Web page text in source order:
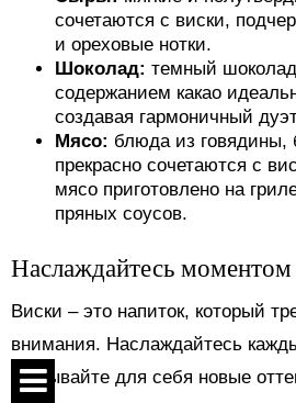
сочетаются с виски,
и ореховые нотки.
Шоколад: темный
содержанием какао
создавая гармоничный
Мясо: блюда из говядины,
прекрасно сочетаются с
мясо приготовлено на
пряных соусов.
Наслаждайтесь моментом
Виски – это напиток, который
внимания. Наслаждайтесь
открывайте для себя новые